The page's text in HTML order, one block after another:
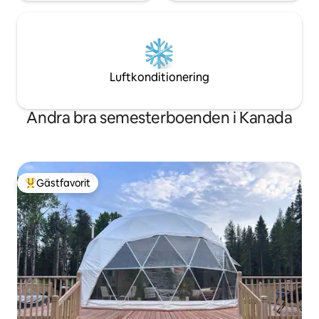
Luftkonditionering
Andra bra semesterboenden i Kanada
Populär gästfavorit
Gästfavorit